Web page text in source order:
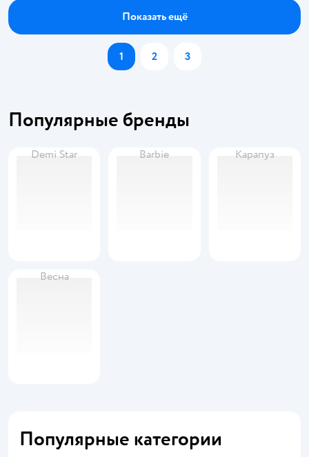
Показать ещё
1 2 3
Популярные бренды
Demi Star Barbie Карапуз
Весна
Популярные категории